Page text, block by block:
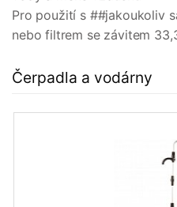
Pro použití s ##jakoukoliv
nebo filtrem se závitem
Čerpadla a vodárny